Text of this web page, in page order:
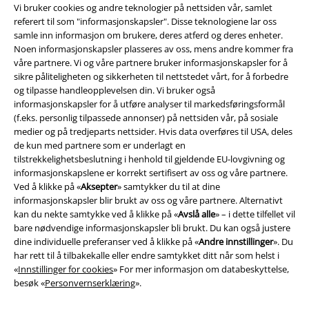
Vi bruker cookies og andre teknologier på nettsiden vår, samlet
referert til som "informasjonskapsler". Disse teknologiene lar oss
samle inn informasjon om brukere, deres atferd og deres enheter.
Noen informasjonskapsler plasseres av oss, mens andre kommer fra
våre partnere. Vi og våre partnere bruker informasjonskapsler for å
sikre påliteligheten og sikkerheten til nettstedet vårt, for å forbedre
og tilpasse handleopplevelsen din. Vi bruker også
informasjonskapsler for å utføre analyser til markedsføringsformål
(f.eks. personlig tilpassede annonser) på nettsiden vår, på sosiale
medier og på tredjeparts nettsider. Hvis data overføres til USA, deles
de kun med partnere som er underlagt en
tilstrekkelighetsbeslutning i henhold til gjeldende EU-lovgivning og
informasjonskapslene er korrekt sertifisert av oss og våre partnere.
Ved å klikke på «Aksepter» samtykker du til at dine
informasjonskapsler blir brukt av oss og våre partnere. Alternativt
kan du nekte samtykke ved å klikke på «Avslå alle» – i dette tilfellet vil
bare nødvendige informasjonskapsler bli brukt. Du kan også justere
dine individuelle preferanser ved å klikke på «Andre innstillinger». Du
har rett til å tilbakekalle eller endre samtykket ditt når som helst i
«Innstillinger for cookies» For mer informasjon om databeskyttelse,
besøk «Personvernserklæring».
Juridisk informasjon/Vilkår
Vilkår
Impressum
Konfidensialitetserklæring
Avfallshåndtering og miljøbeskyttelse
Samsvarserklæring
Innstillinger for cookies
Angre bestilling